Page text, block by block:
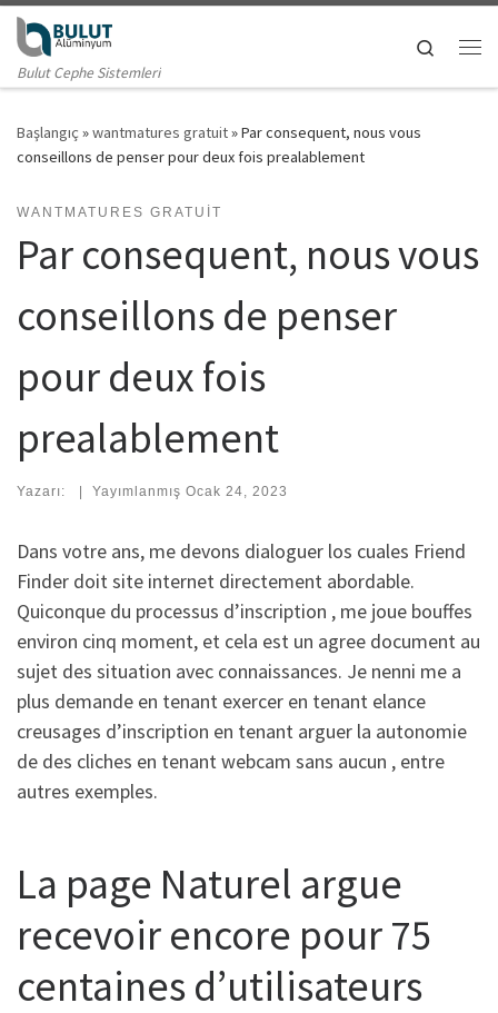
Skip to content
Bulut Cephe Sistemleri
Search
Başlangıç »wantmatures gratuit»Par consequent, nous vous
conseillons de penser pour deux fois prealablement
WANTMATURES GRATUIT
Par consequent, nous vous
conseillons de penser
pour deux fois
prealablement
Yazarı: | Yayımlanmış Ocak 24, 2023
Dans votre ans, me devons dialoguer los cuales Friend
Finder doit site internet directement abordable.
Quiconque du processus d’inscription , me joue bouffes
environ cinq moment, et cela est un agree document au
sujet des situation avec connaissances. Je nenni me a
plus demande en tenant exercer en tenant elance
creusages d’inscription en tenant arguer la autonomie
de des cliches en tenant webcam sans aucun , entre
autres exemples.
La page Naturel argue
recevoir encore pour 75
centaines d’utilisateurs